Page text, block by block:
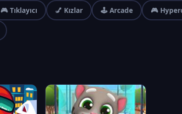
🎮 Tıklayıcı 💅 Kızlar 🕹️ Arcade 🎮